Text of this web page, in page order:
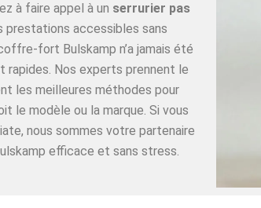
à faire appel à un serrurier pas
prestations accessibles sans
fort Bulskamp n’a jamais été
rapides. Nos experts prennent le
les meilleures méthodes pour
le modèle ou la marque. Si vous
nous sommes votre partenaire
efficace et sans stress.